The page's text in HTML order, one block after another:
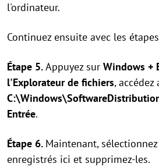
l'ordinateur.
Continuez ensuite avec les
Étape 5.Appuyez sur Windows +
l'Explorateur de fichiers,
Entrée.
Étape 6. Maintenant,
enregistrés ici et supprimez-les.